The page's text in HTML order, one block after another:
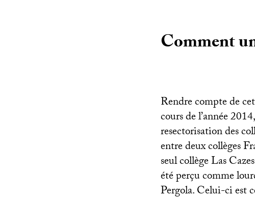
Comment
Rendre compte de
cours de l’année
resectorisation des
entre deux collèges
seul collège Las
été perçu comme
Pergola. Celui-ci est